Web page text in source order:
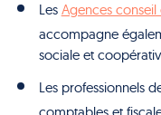
Les Agences
accompagne
sociale et
Les professionnels